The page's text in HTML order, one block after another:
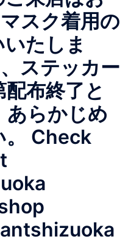
スク着用の
たしま
ステッカー
布終了と
あらかじめ
。 Check